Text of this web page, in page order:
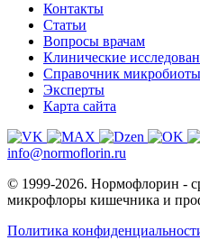
Контакты
Статьи
Вопросы врачам
Клинические
Справочник микробиоты
Эксперты
Карта сайта
info@normoflorin.ru
© 1999-2026. Нормофлорин -
микрофлоры кишечника и
Политика